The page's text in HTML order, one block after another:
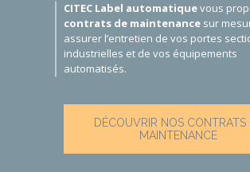
CITEC Label automatiquevous
contrats de maintenance sur
assurer l’entretien de vos portes
industrielles et de vos équipements
automatisés.
DÉCOUVRIR NOS CONTRATS
MAINTENANCE